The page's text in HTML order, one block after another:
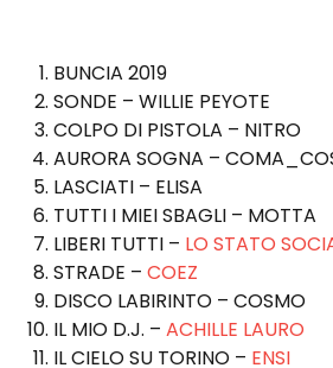
BUNCIA 2019
SONDE – WILLIE PEYOTE
COLPO DI PISTOLA – NITRO
AURORA SOGNA –
LASCIATI – ELISA
TUTTI I MIEI SBAGLI – MOTTA
LIBERI TUTTI – LO STATO
STRADE – COEZ
DISCO LABIRINTO – COSMO
IL MIO D.J. – ACHILLE LAURO
IL CIELO SU TORINO – ENSI